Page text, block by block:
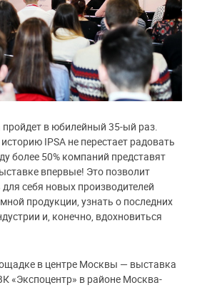
пройдет в юбилейный 35-ый раз.
IPSA не перестает радовать
более 50% компаний представят
впервые! Это позволит
себя новых производителей
продукции, узнать о последних
и, конечно, вдохновиться
в центре Москвы — выставка
«Экспоцентр» в районе Москва-